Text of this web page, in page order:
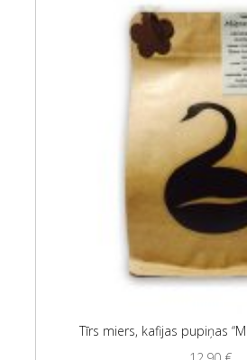
Tīrs miers, kafijas pupiņas